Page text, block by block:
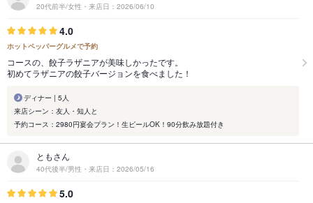
20代前半/女性・来店日：2026/06/10
4.0
ホットペッパーグルメで予約
コースの、餃子ラザニアが美味しかったです。
初めてラザニアの餃子バージョンを食べました！
ディナー | 5人
来店シーン：友人・知人と
予約コース：2980円宴会プラン！生ビールOK！90分飲み放題付き
ともさん
40代後半/男性・来店日：2026/05/16
5.0